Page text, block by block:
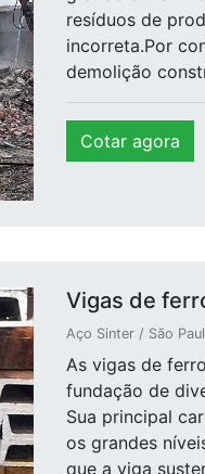
resíduos de
incorreta.Por
demolição
Cotar agora
Vigas de
Aço Sinter / São
As vigas de
fundação de
Sua principal
os grandes
que a viga